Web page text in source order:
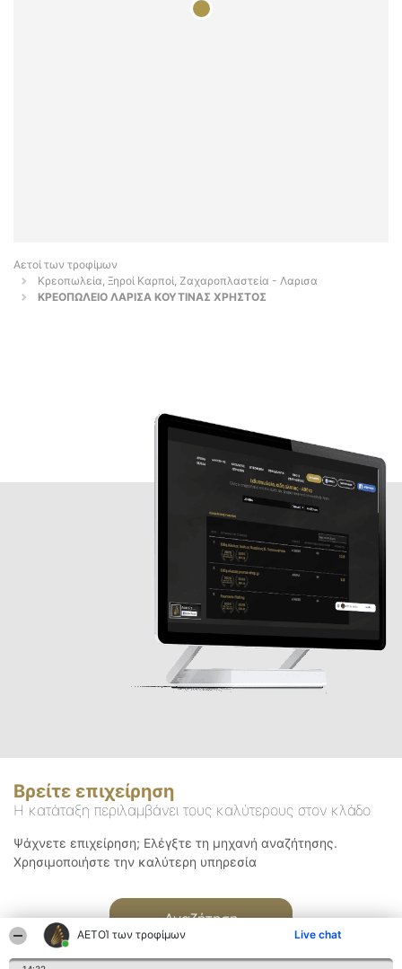
ΑΕΤΟΊ των τροφίμων Live chat
Αετοί των τροφίμων
Κρεοπωλεία, Ξηροί Καρποί, Ζαχαροπλαστεία - Λαρισα
ΚΡΕΟΠΩΛΕΙΟ ΛΑΡΙΣΑ ΚΟΥΤΙΝΑΣ ΧΡΗΣΤΟΣ
Βρείτε επιχείρηση
Η κατάταξη περιλαμβάνει τους καλύτερους στον κλάδο
Ψάχνετε επιχείρηση; Ελέγξτε τη μηχανή αναζήτησης.
Χρησιμοποιήστε την καλύτερη υπηρεσία
Αναζήτηση